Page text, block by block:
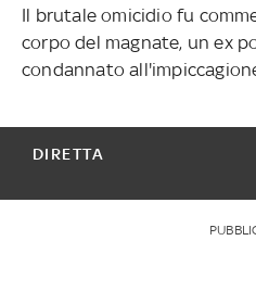
Il brutale omicidio fu
corpo del magnate, un ex
condannato
DIRETTA